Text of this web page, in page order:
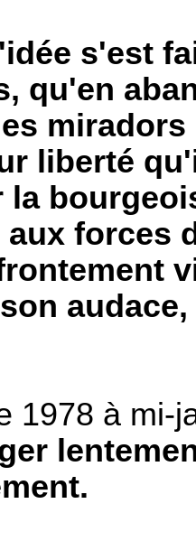
s'est
qu'en
liberté
la
forces
1978 à mi-